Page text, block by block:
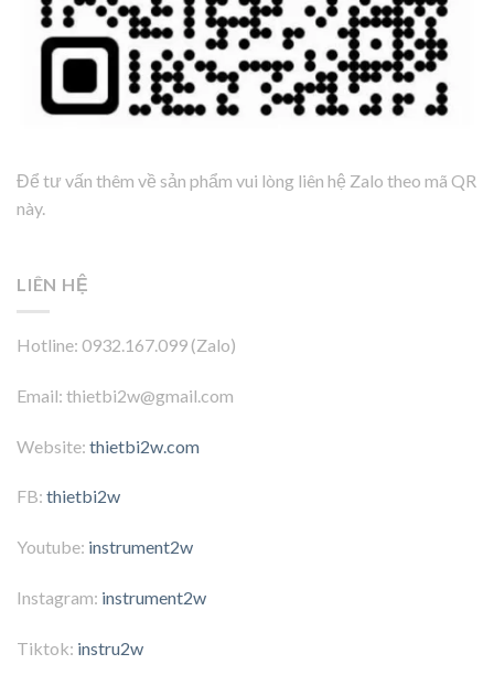
Để tư vấn thêm về sản phẩm vui lòng liên hệ Zalo theo mã QR
này.
LIÊN HỆ
Hotline: 0932.167.099 (Zalo)
Email: thietbi2w@gmail.com
Website: thietbi2w.com
FB: thietbi2w
Youtube: instrument2w
Instagram: instrument2w
Tiktok: instru2w